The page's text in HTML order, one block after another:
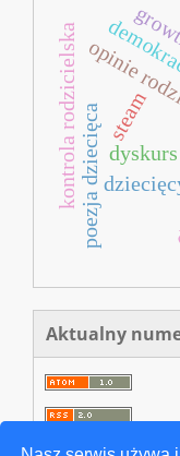
poezja dziecięca
kontrola rodzicielskaopinie
steam
Aktualny